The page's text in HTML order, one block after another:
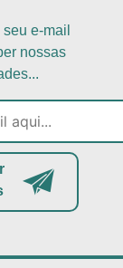
e-mail
nossas